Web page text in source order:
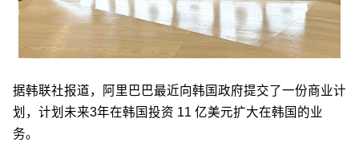
据韩联社报道，阿里巴巴最近向韩国政府提交了一份商业计
划，计划未来3年在韩国投资 11 亿美元扩大在韩国的业
务。